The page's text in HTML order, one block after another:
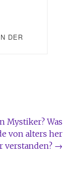
DER
Mystiker? Was
von alters her
verstanden? →